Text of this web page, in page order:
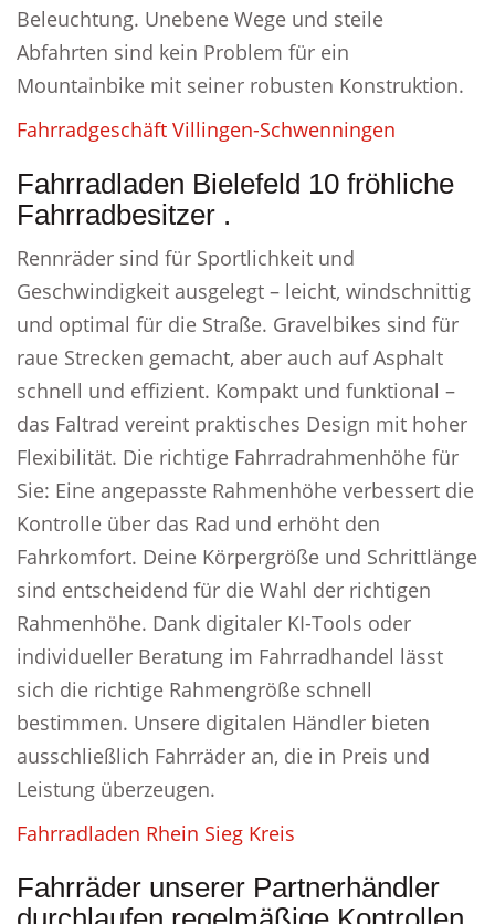
Beleuchtung. Unebene Wege und steile
Abfahrten sind kein Problem für ein
Mountainbike mit seiner robusten Konstruktion.
Fahrradgeschäft Villingen-Schwenningen
Fahrradladen Bielefeld 10 fröhliche
Fahrradbesitzer .
Rennräder sind für Sportlichkeit und
Geschwindigkeit ausgelegt – leicht, windschnittig
und optimal für die Straße. Gravelbikes sind für
raue Strecken gemacht, aber auch auf Asphalt
schnell und effizient. Kompakt und funktional –
das Faltrad vereint praktisches Design mit hoher
Flexibilität. Die richtige Fahrradrahmenhöhe für
Sie: Eine angepasste Rahmenhöhe verbessert die
Kontrolle über das Rad und erhöht den
Fahrkomfort. Deine Körpergröße und Schrittlänge
sind entscheidend für die Wahl der richtigen
Rahmenhöhe. Dank digitaler KI-Tools oder
individueller Beratung im Fahrradhandel lässt
sich die richtige Rahmengröße schnell
bestimmen. Unsere digitalen Händler bieten
ausschließlich Fahrräder an, die in Preis und
Leistung überzeugen.
Fahrradladen Rhein Sieg Kreis
Fahrräder unserer Partnerhändler